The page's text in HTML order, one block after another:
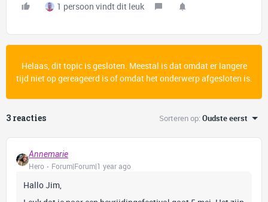
1 persoon vindt dit leuk
Helaas, dit topic is gesloten. Meestal is dat omdat er langere
tijd niet op gereageerd is of omdat het onderwerp afgesloten is.
3 reacties Sorteren op:Oudste eerst
Annemarie
Hero
Forum|Forum|1 year ago
Hallo Jim,